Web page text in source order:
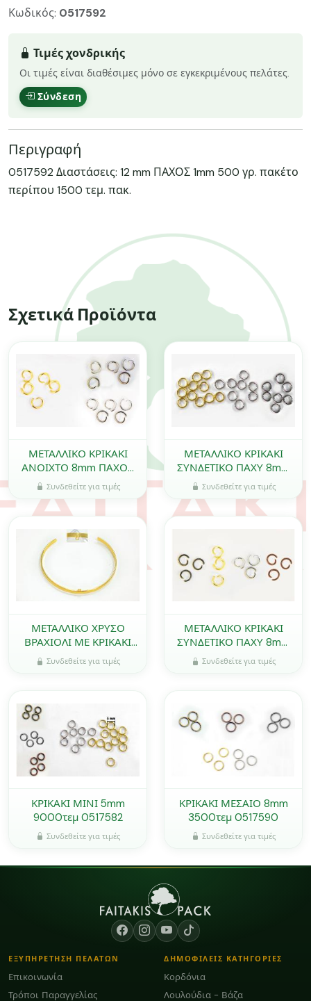
Κωδικός: 0517592
Τιμές χονδρικής
Οι τιμές είναι διαθέσιμες μόνο σε εγκεκριμένους πελάτες.
Σύνδεση
Περιγραφή
0517592 Διαστάσεις: 12 mm ΠΑΧΟΣ 1mm 500 γρ. πακέτο
περίπου 1500 τεμ. πακ.
Σχετικά Προϊόντα
ΜΕΤΑΛΛΙΚΟ ΚΡΙΚΑΚΙ
ΑΝΟΙΧΤΟ 8mm ΠΑΧΟΣ
1.2mm 0517291
Συνδεθείτε για τιμές
ΜΕΤΑΛΛΙΚΟ ΚΡΙΚΑΚΙ
ΣΥΝΔΕΤΙΚΟ ΠΑΧΥ 8mm
2100 τεμ. 0517290
Συνδεθείτε για τιμές
ΜΕΤΑΛΛΙΚΟ ΧΡΥΣΟ
ΒΡΑΧΙΟΛΙ ΜΕ ΚΡΙΚΑΚΙ
0517921
Συνδεθείτε για τιμές
ΜΕΤΑΛΛΙΚΟ ΚΡΙΚΑΚΙ
ΣΥΝΔΕΤΙΚΟ ΠΑΧΥ 8mm
300τεμ 0517827
Συνδεθείτε για τιμές
ΚΡΙΚΑΚΙ ΜΙΝΙ 5mm
9000τεμ 0517582
Συνδεθείτε για τιμές
ΚΡΙΚΑΚΙ ΜΕΣΑΙΟ 8mm
3500τεμ 0517590
Συνδεθείτε για τιμές
ΕΞΥΠΗΡΕΤΗΣΗ ΠΕΛΑΤΩΝ
Επικοινωνία
Τρόποι Παραγγελίας
ΔΗΜΟΦΙΛΕΙΣ ΚΑΤΗΓΟΡΙΕΣ
Κορδόνια
Λουλούδια - Βάζα